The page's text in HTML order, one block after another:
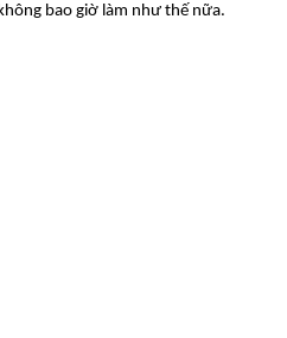
bao giờ làm như thế nữa.